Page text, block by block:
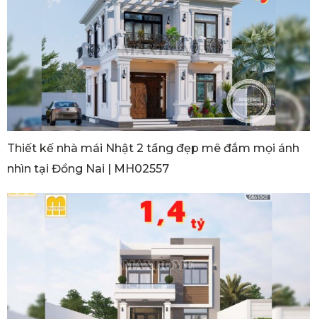
Thiết kế nhà mái Nhật 2 tầng đẹp mê đắm mọi ánh
nhìn tại Đồng Nai | MH02557